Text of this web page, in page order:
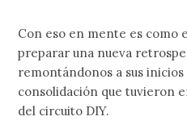
Con eso en mente es como
preparar una nueva
remontándonos a sus inicios
consolidación que tuvieron
del circuito DIY.